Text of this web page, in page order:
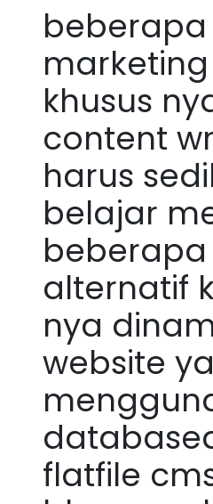
beberapa
khusus
content
harus
belajar
alternatif
nya
website
flatfile